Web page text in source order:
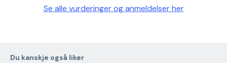
Se alle vurderinger og anmeldelser her
Du kanskje også liker